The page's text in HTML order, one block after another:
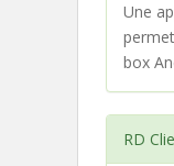
Une
box
RD